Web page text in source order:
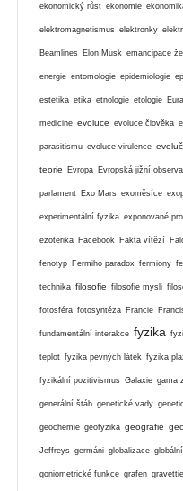
ekonomický růst ekonomie
elektromagnetismus elektronky
Beamlines Elon Musk emancipace
energie entomologie epidemiologie
estetika etika etnologie etologie
medicine evoluce evoluce člověka
parasitismu evoluce virulence
teorie Evropa Evropská jižní
parlament Exo Mars exoměsíce
experimentální fyzika exponované
ezoterika Facebook Fakta vítězí
fenotyp Fermiho paradox fermiony
technika filosofie filosofie mysli
fotosféra fotosyntéza Francie
fundamentální interakce fyzika
teplot fyzika pevných látek fyzika
fyzikální pozitivismus Galaxie gama
generální štáb genetické vady
geochemie geofyzika geografie
Jeffreys germáni globalizace
goniometrické funkce grafen